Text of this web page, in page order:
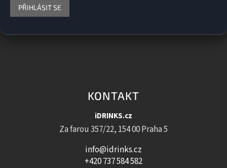
PŘIHLÁSIT SE
KONTAKT
iDRINKS.cz
Za farou 357/22, 154 00 Praha 5
info@idrinks.cz
+420 737 584 582